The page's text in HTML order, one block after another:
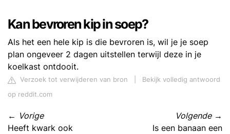
Kan bevroren kip in soep?
Als het een hele kip is die bevroren is, wil je je soep
plan ongeveer 2 dagen uitstellen terwijl deze in je
koelkast ontdooit.
Verzoek tot verwijderen van bron
Bekijk volledig antwoord
op reddit.com
← Vorige
Heeft kwark ook
Volgende→
Is een banaan een